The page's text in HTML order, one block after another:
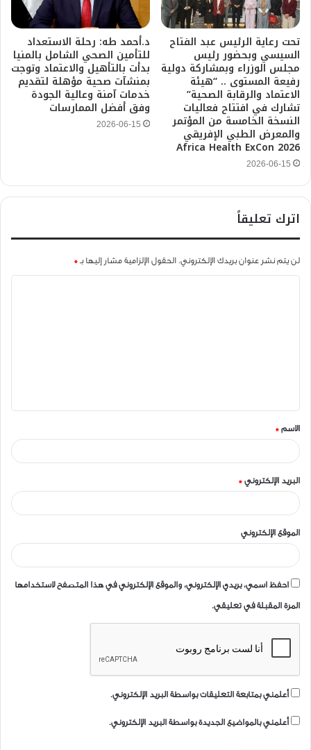
تحت رعاية الرئيس عبد الفتاح
السيسي وبحضور رئيس
مجلس الوزراء وبمشاركة دولية
رفيعة المستوى .. “هيئة
الاعتماد والرقابة الصحية”
تشارك في افتتاح فعاليات
النسخة الخامسة من المؤتمر
والمعرض الطبي الإفريقي
Africa Health ExCon 2026
2026-06-15
د.أحمد طه: رحلة الاستعداد
للتأمين الصحي الشامل بالمنيا
بدأت بالتأهيل والاعتماد وتوجت
بمنشآت صحية مؤهلة لتقديم
خدمات آمنة وعالية الجودة
وفق أفضل الممارسات
2026-06-15
اترك تعليقاً
لن يتم نشر عنوان بريدك الإلكتروني. الحقول الإلزامية مشار إليها بـ*
ق
*الاسم *
البريد الإلكتروني *
الموقع الإلكتروني
احفظ اسمي، بريدي الإلكتروني، والموقع الإلكتروني في هذا المتصفح لاستخدامها
المرة المقبلة في تعليقي.
أعلمني بمتابعة التعليقات بواسطة البريد الإلكتروني.
أعلمني بالمواضيع الجديدة بواسطة البريد الإلكتروني.